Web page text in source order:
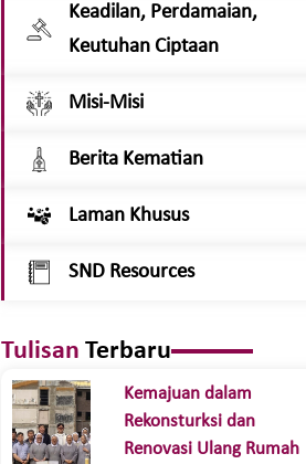
Keadilan, Perdamaian,
Keutuhan Ciptaan
Misi-Misi
Berita Kematian
Laman Khusus
SND Resources
Tulisan Terbaru
Kemajuan dalam
Rekonsturksi dan
Renovasi Ulang Rumah